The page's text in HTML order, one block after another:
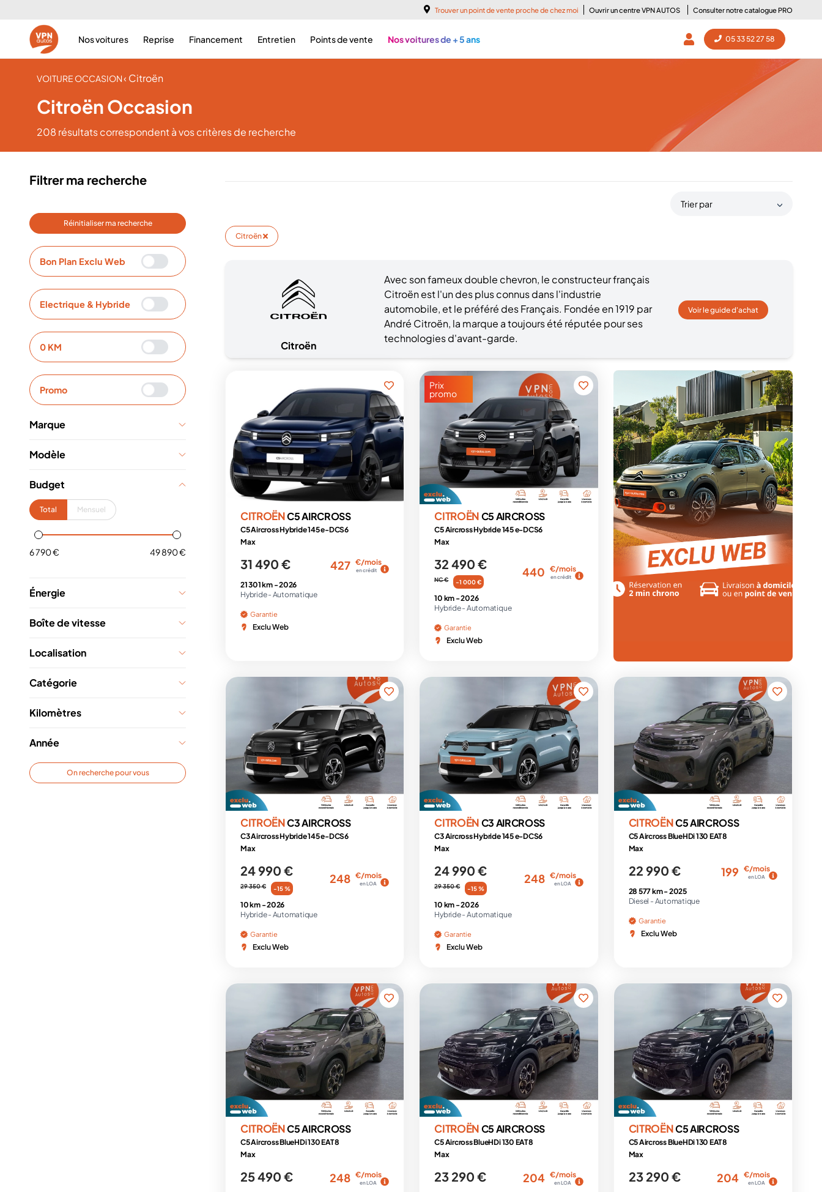
Trouver un point de vente proche de chez moi Ouvrir un centre VPN AUTOS Consulter notre catalogue PRO
05 33 52 27 58
Nos voitures Reprise Financement Entretien Points de vente Nos voitures de + 5 ans
VOITURE OCCASION‹ Citroën
Citroën Occasion
208 résultatscorrespondent à vos critères de recherche
Filtrer ma recherche
Réinitialiser ma recherche
Bon Plan Exclu Web
Electrique & Hybride
0 KM
Promo
Marque
Modèle
Budget
Total Mensuel
6 790 € 49 890 €
Énergie
Boîte de vitesse
Localisation
Catégorie
Kilomètres
Année
On recherche pour vous
Trier par
Citroën
Citroën
Avec son fameux double chevron, le constructeur français
Citroën est l'un des plus connus dans l'industrie
automobile, et le préféré des Français. Fondée en 1919 par
André Citroën, la marque a toujours été réputée pour ses
technologies d'avant-garde.
Voir le guide d'achat
CITROËNC5 AIRCROSS
C5 Aircross Hybride 145 e-DCS6
Max
31 490 € 427 €/mois
en crédit
21 301 km -2026
Hybride - Automatique
Garantie
Exclu Web
Prix
promo
CITROËNC5 AIRCROSS
C5 Aircross Hybride 145 e-DCS6
Max
32 490 €
NC € -1 000 €
440 €/mois
en crédit
10 km -2026
Hybride - Automatique
Garantie
Exclu Web
CITROËNC3 AIRCROSS
C3 Aircross Hybride 145 e-DCS6
Max
24 990 €
29 350 € -15 %
248 €/mois
en LOA
10 km -2026
Hybride - Automatique
Garantie
Exclu Web
CITROËNC3 AIRCROSS
C3 Aircross Hybride 145 e-DCS6
Max
24 990 €
29 350 € -15 %
248 €/mois
en LOA
10 km -2026
Hybride - Automatique
Garantie
Exclu Web
CITROËNC5 AIRCROSS
C5 Aircross BlueHDi 130 EAT8
Max
22 990 € 199 €/mois
en LOA
28 577 km -2025
Diesel - Automatique
Garantie
Exclu Web
CITROËNC5 AIRCROSS
C5 Aircross BlueHDi 130 EAT8
Max
25 490 € 248 €/mois
en LOA
CITROËNC5 AIRCROSS
C5 Aircross BlueHDi 130 EAT8
Max
23 290 € 204 €/mois
en LOA
CITROËNC5 AIRCROSS
C5 Aircross BlueHDi 130 EAT8
Max
23 290 € 204 €/mois
en LOA